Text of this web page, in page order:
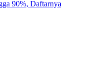
90%, Daftarnya